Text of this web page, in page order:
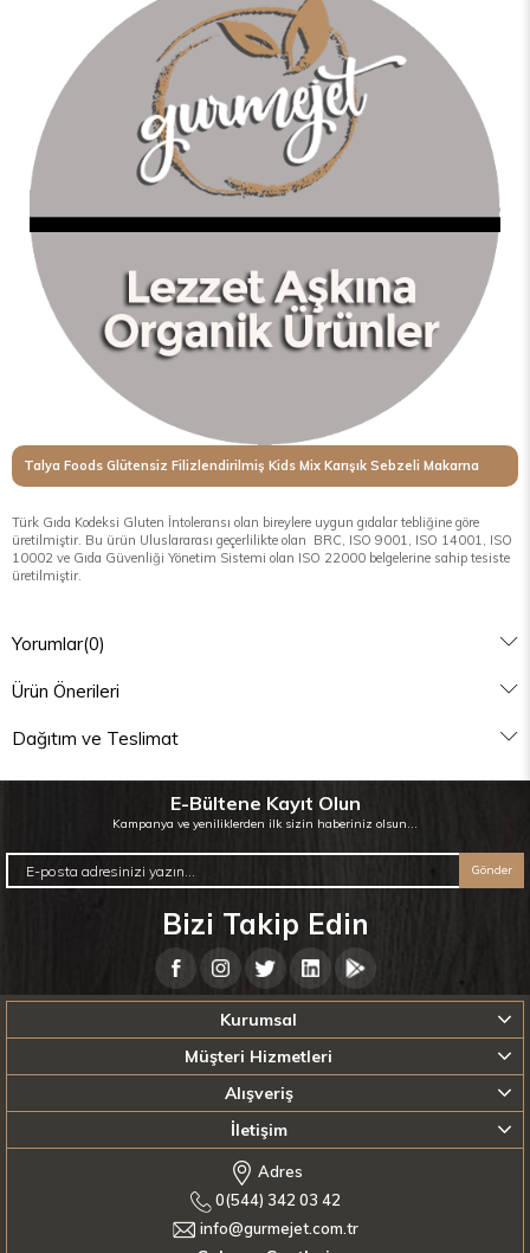
Talya Foods Glütensiz Filizlendirilmiş Kids Mix Karışık Sebzeli Makarna
Türk Gıda Kodeksi Gluten İntoleransı olan bireylere uygun gıdalar tebliğine göre
üretilmiştir. Bu ürün Uluslararası geçerlilikte olan BRC, ISO 9001, ISO 14001, ISO
10002 ve Gıda Güvenliği Yönetim Sistemi olan ISO 22000 belgelerine sahip tesiste
üretilmiştir.
Yorumlar(0)
Ürün Önerileri
Dağıtım ve Teslimat
E-Bültene Kayıt Olun
Kampanya ve yeniliklerden ilk sizin haberiniz olsun...
Gönder
Bizi Takip Edin
Kurumsal
Müşteri Hizmetleri
Alışveriş
İletişim
Adres
0(544) 342 03 42
info@gurmejet.com.tr